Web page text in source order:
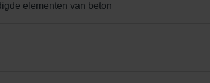
elementen van beton